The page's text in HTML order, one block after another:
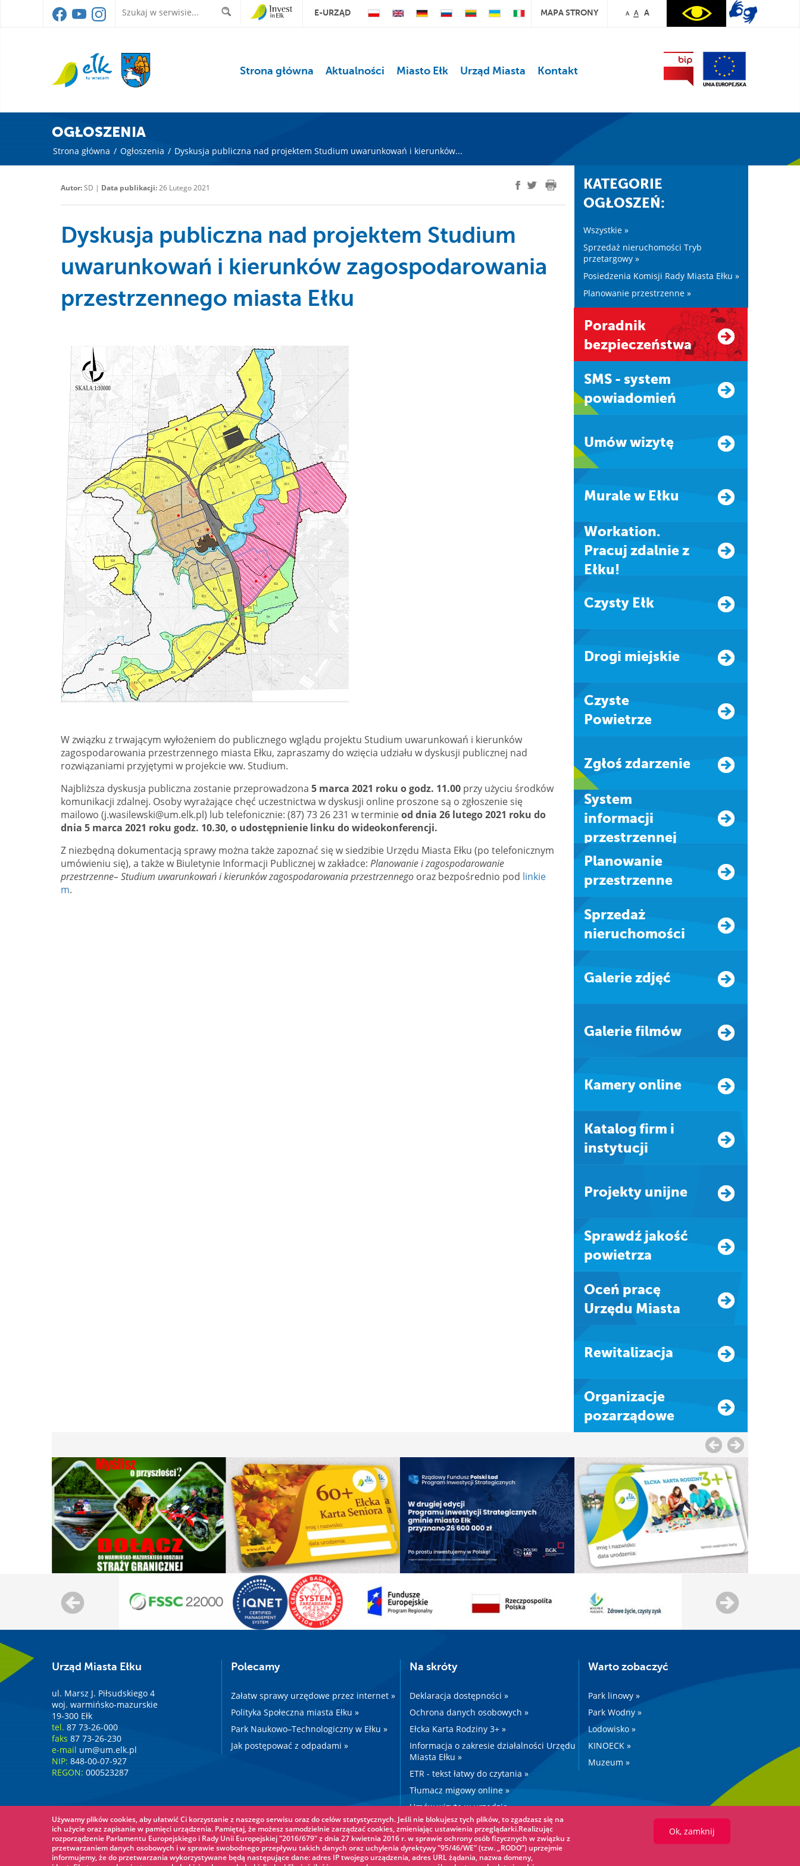
E-URZĄD MAPA STRONY A A A
Strona główna Aktualności Miasto Ełk Urząd Miasta Kontakt
OGŁOSZENIA
Strona główna / Ogłoszenia / Dyskusja publiczna nad projektem Studium uwarunkowań i kierunków...
Autor:SD | Data publikacji:26 Lutego 2021
Dyskusja publiczna nad projektem Studium
uwarunkowań i kierunków zagospodarowania
przestrzennego miasta Ełku
W związku z trwającym wyłożeniem do publicznego wglądu projektu Studium uwarunkowań i kierunków
zagospodarowania przestrzennego miasta Ełku, zapraszamy do wzięcia udziału w dyskusji publicznej nad
rozwiązaniami przyjętymi w projekcie ww. Studium.
Najbliższa dyskusja publiczna zostanie przeprowadzona 5 marca 2021 roku o godz. 11.00 przy użyciu środków
komunikacji zdalnej. Osoby wyrażające chęć uczestnictwa w dyskusji online proszone są o zgłoszenie się
mailowo (j.wasilewski@um.elk.pl) lub telefonicznie: (87) 73 26 231 w terminieod dnia 26 lutego 2021 roku do
dnia 5 marca 2021 roku godz. 10.30, o udostępnienie linku do wideokonferencji.
Z niezbędną dokumentacją sprawy można także zapoznać się w siedzibie Urzędu Miasta Ełku (po telefonicznym
umówieniu się), a także w Biuletynie Informacji Publicznej w zakładce: Planowanieizagospodarowanie
przestrzenne– Studium uwarunkowań i kierunków zagospodarowania przestrzennego oraz bezpośrednio pod linkie
m.
KATEGORIE
OGŁOSZEŃ:
Wszystkie »
Sprzedaż nieruchomości Tryb
przetargowy »
Posiedzenia Komisji Rady Miasta Ełku »
Planowanie przestrzenne »
Poradnik
bezpieczeństwa
SMS - system
powiadomień
Umów wizytę
Murale w Ełku
Workation.
Pracuj zdalnie z
Ełku!
Czysty Ełk
Drogi miejskie
Czyste
Powietrze
Zgłoś zdarzenie
system
informacji
przestrzennej
Planowanie
przestrzenne
Sprzedaż
nieruchomości
Galerie zdjęć
Galerie filmów
Kamery online
Katalog firm i
instytucji
Projekty unijne
Sprawdź jakość
powietrza
Oceń pracę
Urzędu Miasta
Rewitalizacja
Organizacje
pozarządowe
Urząd Miasta Ełku
ul. Marsz J. Piłsudskiego 4
woj. warmińsko-mazurskie
19-300 Ełk
tel. 87 73-26-000
faks 87 73-26-230
e-mail um@um.elk.pl
NIP: 848-00-07-927
REGON: 000523287
Polecamy
Załatw sprawy urzędowe przez internet »
Polityka Społeczna miasta Ełku »
Park Naukowo–Technologiczny w Ełku »
Jak postępować z odpadami »
Na skróty
Deklaracja dostępności »
Ochrona danych osobowych »
Ełcka Karta Rodziny 3+ »
Informacja o zakresie działalności Urzędu
Miasta Ełku »
ETR - tekst łatwy do czytania »
Tłumacz migowy online »
Umów wizytę w urzędzie »
Drogi »
Warto zobaczyć
Park linowy »
Park Wodny »
Lodowisko »
KINOECK »
Muzeum »
Używamy plików cookies, aby ułatwić Ci korzystanie z naszego serwisu oraz do celów statystycznych. Jeśli nie blokujesz tych plików, to zgadzasz się na
ich użycie oraz zapisanie w pamięci urządzenia. Pamiętaj, że możesz samodzielnie zarządzać cookies, zmieniając ustawienia przeglądarki.Realizując
rozporządzenie Parlamentu Europejskiego i Rady Unii Europejskiej "2016/679" z dnia 27 kwietnia 2016 r. w sprawie ochrony osób fizycznych w związku z
przetwarzaniem danych osobowych i w sprawie swobodnego przepływu takich danych oraz uchylenia dyrektywy "95/46/WE" (tzw. „RODO”) uprzejmie
informujemy, że do przetwarzania wykorzystywane będą następujące dane: adres IP twojego urządzenia, adres URL żądania, nazwa domeny,
Ok, zamknij